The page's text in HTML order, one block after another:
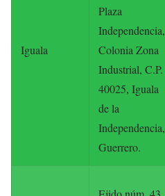
Iguala
Plaza
Independencia,
Colonia Zona
Industrial, C.P.
40025, Iguala
de la
Independencia,
Guerrero.